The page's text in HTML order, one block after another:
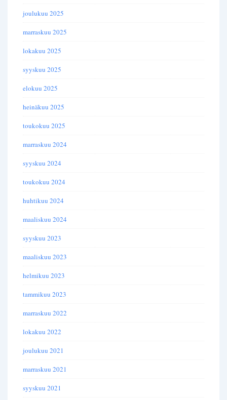
joulukuu 2025
marraskuu 2025
lokakuu 2025
syyskuu 2025
elokuu 2025
heinäkuu 2025
toukokuu 2025
marraskuu 2024
syyskuu 2024
toukokuu 2024
huhtikuu 2024
maaliskuu 2024
syyskuu 2023
maaliskuu 2023
helmikuu 2023
tammikuu 2023
marraskuu 2022
lokakuu 2022
joulukuu 2021
marraskuu 2021
syyskuu 2021